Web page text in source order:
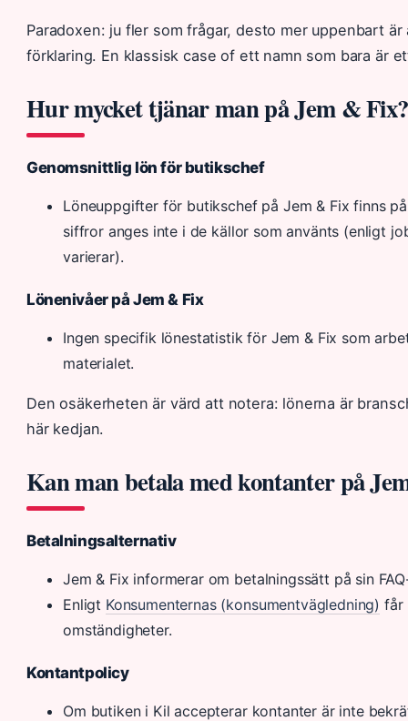
Paradoxen: ju fler som frågar, desto mer uppenbart
förklaring. En klassisk case of ett namn som bara är
Hur mycket tjänar man på Jem & Fix?
Genomsnittlig lön för butikschef
Löneuppgifter för butikschef på Jem & Fix finns
siffror anges inte i de källor som använts (enligt
varierar).
Lönenivåer på Jem & Fix
Ingen specifik lönestatistik för Jem & Fix som
materialet.
Den osäkerheten är värd att notera: lönerna är
här kedjan.
Kan man betala med kontanter på
Betalningsalternativ
Jem & Fix informerar om betalningssätt på sin
Enligt Konsumenternas (konsumentvägledning) får
omständigheter.
Kontantpolicy
Om butiken i Kil accepterar kontanter är inte